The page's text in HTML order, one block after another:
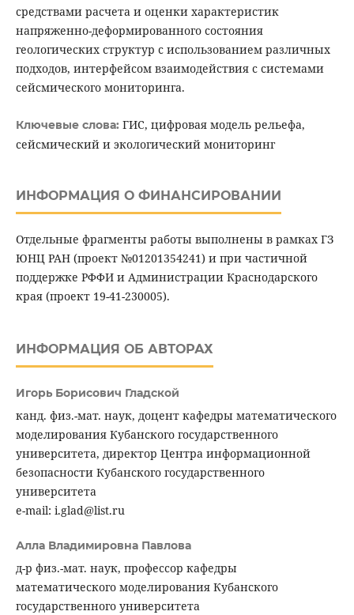
средствами расчета и оценки характеристик
напряженно-деформированного состояния
геологических структур с использованием различных
подходов, интерфейсом взаимодействия с системами
сейсмического мониторинга.
Ключевые слова: ГИС, цифровая модель рельефа,
сейсмический и экологический мониторинг
ИНФОРМАЦИЯ О ФИНАНСИРОВАНИИ
Отдельные фрагменты работы выполнены в рамках ГЗ
ЮНЦ РАН (проект №01201354241) и при частичной
поддержке РФФИ и Администрации Краснодарского
края (проект 19-41-230005).
ИНФОРМАЦИЯ ОБ АВТОРАХ
Игорь Борисович Гладской
канд. физ.-мат. наук, доцент кафедры математического
моделирования Кубанского государственного
университета, директор Центра информационной
безопасности Кубанского государственного
университета
e-mail: i.glad@list.ru
Алла Владимировна Павлова
д-р физ.-мат. наук, профессор кафедры
математического моделирования Кубанского
государственного университета